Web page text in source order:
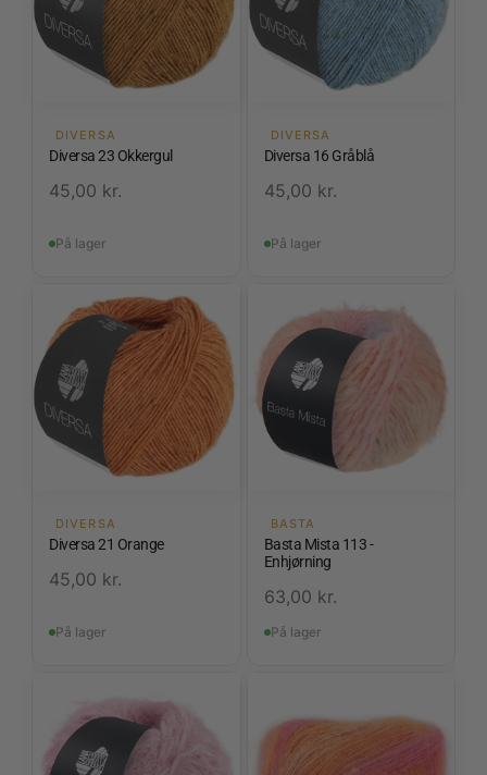
DIVERSA
Diversa 23 Okkergul
45,00 kr.
På lager
DIVERSA
Diversa 16 Gråblå
45,00 kr.
På lager
DIVERSA
Diversa 21 Orange
45,00 kr.
På lager
BASTA
Basta Mista 113 -
Enhjørning
63,00 kr.
På lager